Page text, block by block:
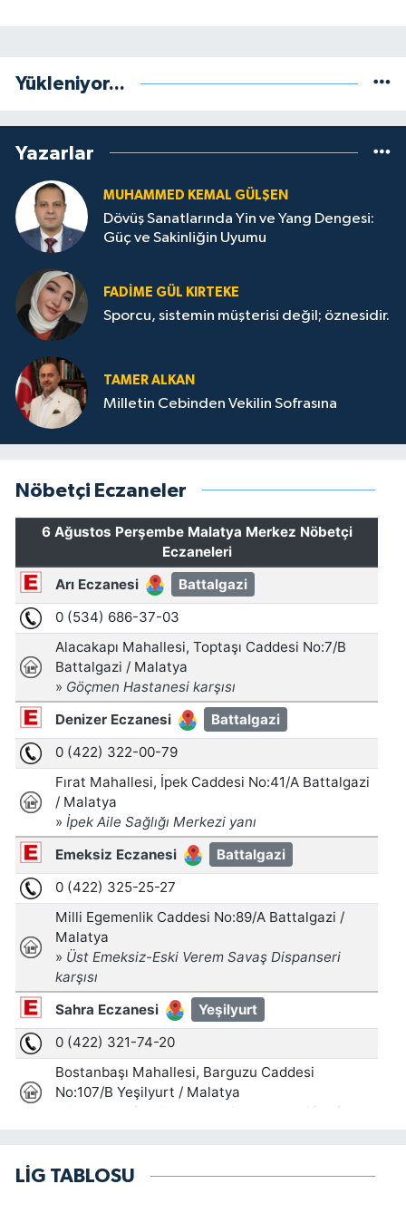
Yükleniyor...
Yazarlar
MUHAMMED KEMAL GÜLŞEN
Dövüş Sanatlarında Yin ve Yang Dengesi:
Güç ve Sakinliğin Uyumu
FADIME GÜL KIRTEKE
Sporcu, sistemin müşterisi değil; öznesidir.
TAMER ALKAN
Milletin Cebinden Vekilin Sofrasına
Nöbetçi Eczaneler
LİG TABLOSU